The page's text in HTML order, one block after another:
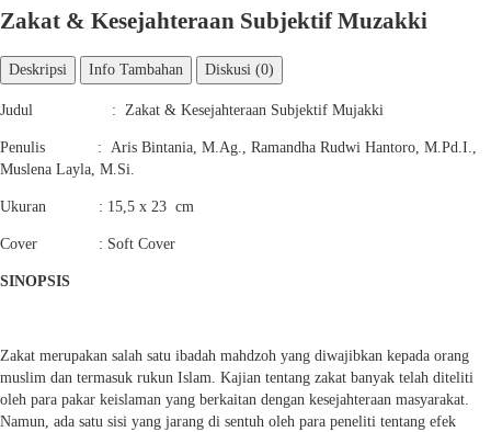
Zakat & Kesejahteraan Subjektif Muzakki
Deskripsi Info Tambahan Diskusi (0)
Judul : Zakat & Kesejahteraan Subjektif Mujakki
Penulis : Aris Bintania, M.Ag., Ramandha Rudwi Hantoro, M.Pd.I.,
Muslena Layla, M.Si.
Ukuran : 15,5 x 23 cm
Cover : Soft Cover
SINOPSIS
Zakat merupakan salah satu ibadah mahdzoh yang diwajibkan kepada orang
muslim dan termasuk rukun Islam. Kajian tentang zakat banyak telah diteliti
oleh para pakar keislaman yang berkaitan dengan kesejahteraan masyarakat.
Namun, ada satu sisi yang jarang di sentuh oleh para peneliti tentang efek